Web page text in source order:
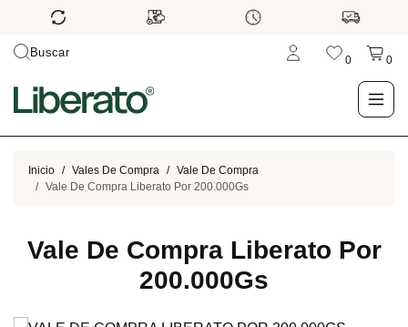
Buscar
0 0
LO NUEVO
BLOG
Inicio Vales De Compra
Vale De Compra
Vale De Compra Liberato Por 200.000Gs
Vale De Compra Liberato Por
200.000Gs